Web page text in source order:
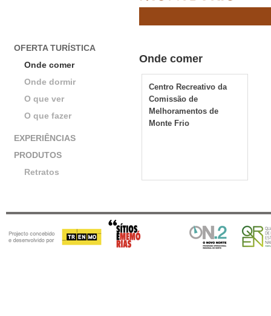
OFERTA TURÍSTICA
Onde comer
Onde dormir
O que ver
O que fazer
EXPERIÊNCIAS
PRODUTOS
Retratos
Onde comer
Centro Recreativo da
Comissão de
Melhoramentos de
Monte Frio